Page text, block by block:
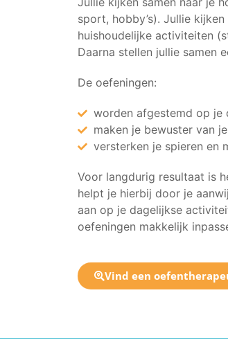
sport, hobby’s). Jullie
huishoudelijke activiteiten
Daarna stellen jullie samen
De oefeningen:
worden afgestemd op je
maken je bewuster van
versterken je spieren en
Voor langdurig resultaat is
helpt je hierbij door je
aan op je dagelijkse
oefeningen makkelijk
Vind een